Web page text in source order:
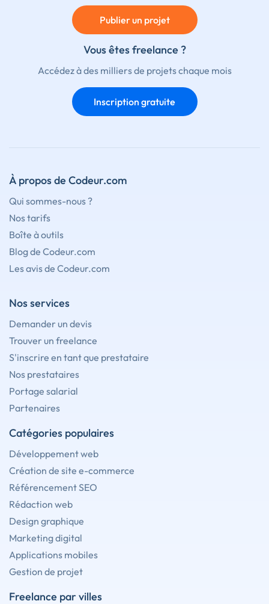
Publier un projet
Vous êtes freelance ?
Accédez à des milliers de projets chaque mois
Inscription gratuite
À propos de Codeur.com
Qui sommes-nous ?
Nos tarifs
Boîte à outils
Blog de Codeur.com
Les avis de Codeur.com
Nos services
Demander un devis
Trouver un freelance
S'inscrire en tant que prestataire
Nos prestataires
Portage salarial
Partenaires
Catégories populaires
Développement web
Création de site e-commerce
Référencement SEO
Rédaction web
Design graphique
Marketing digital
Applications mobiles
Gestion de projet
Freelance par villes